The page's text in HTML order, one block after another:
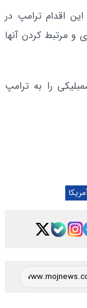
اقدام ترامپ در
مرتبط کردن آنها
را به ترامپ